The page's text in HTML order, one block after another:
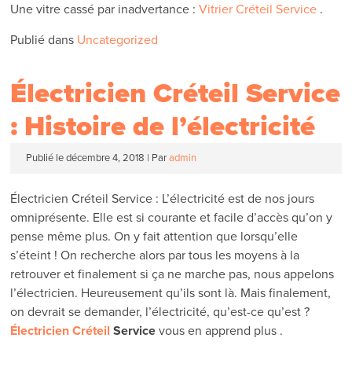
Une vitre cassé par inadvertance :Vitrier Créteil Service .
Publié dans Uncategorized
Électricien Créteil Service
: Histoire de l’électricité
Publié le décembre 4, 2018 | Par admin
Électricien Créteil Service : L’électricité est de nos jours
omniprésente. Elle est si courante et facile d’accès qu’on y
pense même plus. On y fait attention que lorsqu’elle
s’éteint ! On recherche alors par tous les moyens à la
retrouver et finalement si ça ne marche pas, nous appelons
l’électricien. Heureusement qu’ils sont là. Mais finalement,
on devrait se demander, l’électricité, qu’est-ce qu’est ?
Électricien Créteil Service vous en apprend plus .